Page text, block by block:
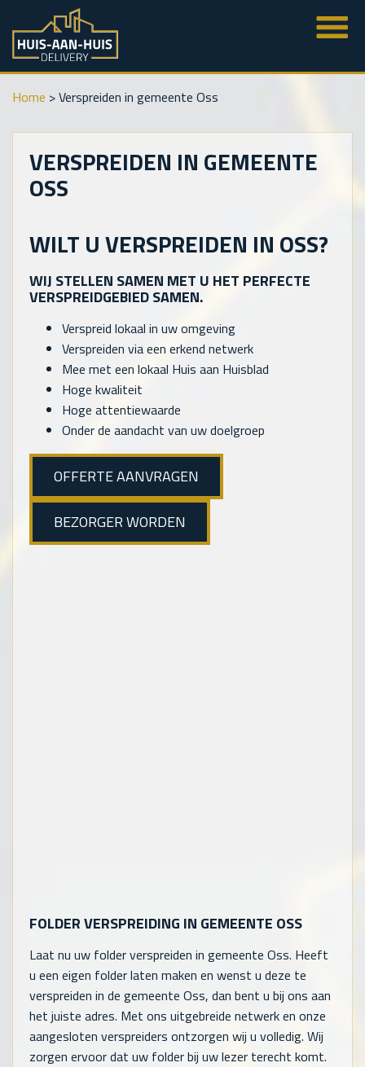
Home >Verspreiden in gemeente Oss
VERSPREIDEN IN GEMEENTE
OSS
WILT U VERSPREIDEN IN OSS?
WIJ STELLEN SAMEN MET U HET PERFECTE
VERSPREIDGEBIED SAMEN.
Verspreid lokaal in uw omgeving
Verspreiden via een erkend netwerk
Mee met een lokaal Huis aan Huisblad
Hoge kwaliteit
Hoge attentiewaarde
Onder de aandacht van uw doelgroep
OFFERTE AANVRAGEN
BEZORGER WORDEN
FOLDER VERSPREIDING IN GEMEENTE OSS
Laat nu uw folder verspreiden in gemeente Oss. Heeft
u een eigen folder laten maken en wenst u deze te
verspreiden in de gemeente Oss, dan bent u bij ons aan
het juiste adres. Met ons uitgebreide netwerk en onze
aangesloten verspreiders ontzorgen wij u volledig. Wij
zorgen ervoor dat uw folder bij uw lezer terecht komt.